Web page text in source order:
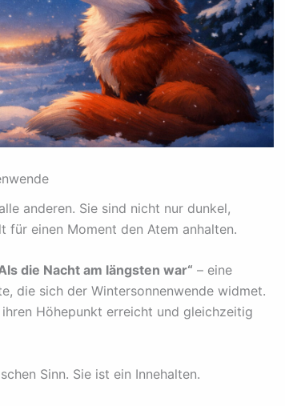
anderen. Sie sind nicht nur dunkel,
für einen Moment den Atem anhalten.
die Nacht am längsten war“ – eine
die sich der Wintersonnenwende widmet.
Höhepunkt erreicht und gleichzeitig
Sinn. Sie ist ein Innehalten.